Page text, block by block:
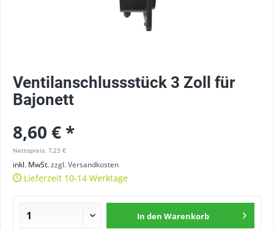
Ventilanschlussstück 3 Zoll für
Bajonett
8,60 € *
Nettopreis: 7,23 €
inkl. MwSt.zzgl. Versandkosten
Lieferzeit 10-14 Werktage
In den Warenkorb